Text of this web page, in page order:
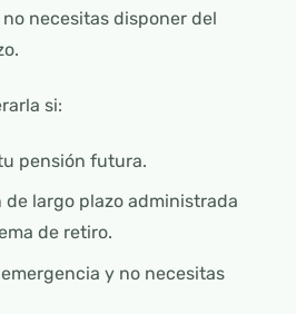
necesitas disponer del
si:
pensión futura.
de largo plazo administrada
de retiro.
y no necesitas